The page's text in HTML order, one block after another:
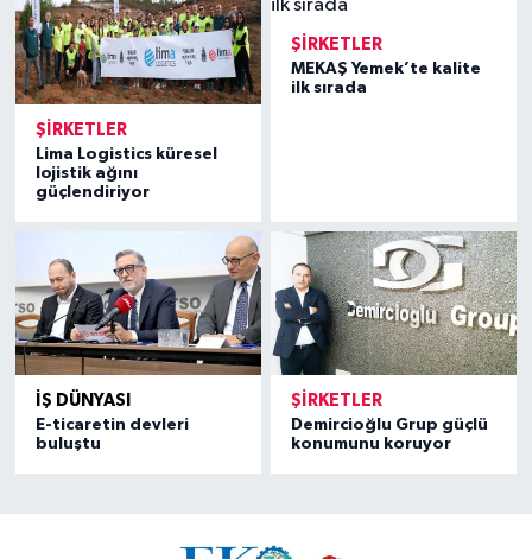
ŞIRKETLER
Lima Logistics küresel
lojistik ağını
güçlendiriyor
ŞIRKETLER
MEKAŞ Yemek’te kalite
ilk sırada
İŞ DÜNYASI
E-ticaretin devleri
buluştu
ŞIRKETLER
Demircioğlu Grup güçlü
konumunu koruyor